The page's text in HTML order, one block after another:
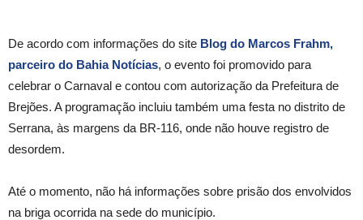
De acordo com informações do site Blog do Marcos Frahm,
parceiro do Bahia Notícias, o evento foi promovido para
celebrar o Carnaval e contou com autorização da Prefeitura de
Brejões. A programação incluiu também uma festa no distrito de
Serrana, às margens da BR-116, onde não houve registro de
desordem.
Até o momento, não há informações sobre prisão dos envolvidos
na briga ocorrida na sede do município.